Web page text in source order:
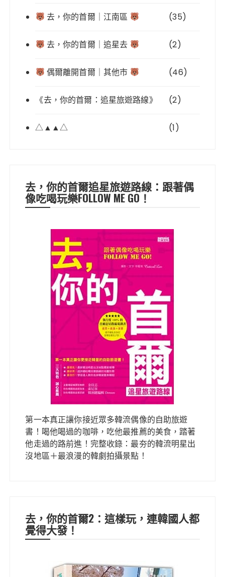
去，你的首爾｜江南區 (35)
去，你的首爾｜追星去 (2)
偶爾離開首爾｜其他市 (46)
《去，你的首爾：追星旅遊路線》 (2)
△▲▲△ (1)
去，你的首爾追星旅遊路線：跟著偶
像吃喝玩樂FOLLOW ME GO！
第一本真正讓你接近眾多韓流偶像的自助旅遊
書！喝他喝過的咖啡，吃他最推薦的美食，踏著
他走過的路前進！完整收錄：最夯的韓流明星出
沒地區＋最浪漫的韓劇拍攝景點！
去，你的首爾2：這樣玩，連韓國人都
覺得大發！